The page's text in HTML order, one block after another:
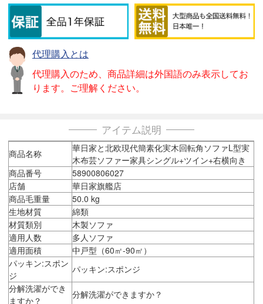
代理購入とは
代理購入のため、商品詳細は外国語のみ表示してお
ります。ご理解ください。
アイテム説明
商品名称
華日家と北欧現代簡素化実木回転角ソファL型実
木布芸ソファー家具シングル+ツイン+右横向き
商品番号
58900806027
店舗
華日家旗艦店
商品毛重量
50.0 kg
生地材質
綿類
材質類別
木製ソファ
適用人数
多人ソファ
適用面積
中戸型（60㎡-90㎡）
パッキン:スポン
ジ
パッキン:スポンジ
分解洗濯ができ
ますか？
分解洗濯ができますか？